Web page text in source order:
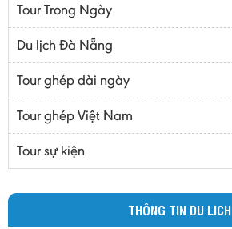
Bến Tre
Cà mau
Cao Bằng
Daknông
Đồng Nai
Đồng Tháp
Đắc Lắc
Tour Trong Ngày
Du lịch Đà Nẵng
Tour ghép dài ngày
Tour ghép Việt Nam
Tour sự kiện
THÔNG TIN DU LICH